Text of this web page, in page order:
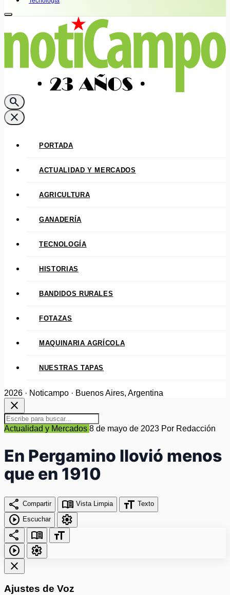
search
close
PORTADA
ACTUALIDAD Y MERCADOS
AGRICULTURA
GANADERÍA
TECNOLOGÍA
HISTORIAS
BANDIDOS RURALES
FOTAZAS
MAQUINARIA AGRÍCOLA
NUESTRAS TAPAS
2026 · Noticampo · Buenos Aires, Argentina
close
Actualidad y Mercados 8 de mayo de 2023 Por Redacción
En Pergamino llovió menos
que en 1910
share Compartir menu_book Vista Limpia format_size Texto
play_circle Escuchar
settings
share
menu_book
format_size
play_circle
settings
close
Ajustes de Voz